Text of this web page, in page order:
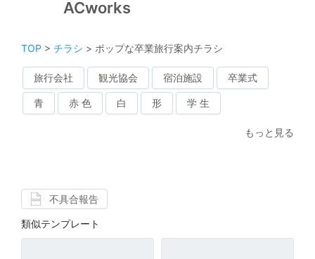
ACworks
TOP > チラシ > ポップな卒業旅行案内チラシ
旅行会社 観光協会 宿泊施設 卒業式
青 赤 色 白 形 学 生
もっと見る
不具合報告
類似テンプレート